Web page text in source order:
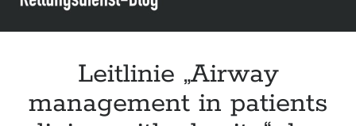
Leitlinie „Airway
management in patients